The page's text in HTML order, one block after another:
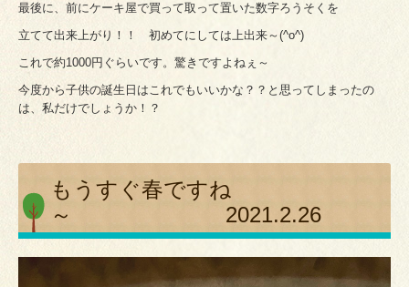
最後に、前にケーキ屋で買って取って置いた数字ろうそくを
立てて出来上がり！！ 初めてにしては上出来～(^o^)
これで約1000円ぐらいです。驚きですよねぇ～
今度から子供の誕生日はこれでもいいかな？？と思ってしまったの
は、私だけでしょうか！？
もうすぐ春ですね
～ 2021.2.26